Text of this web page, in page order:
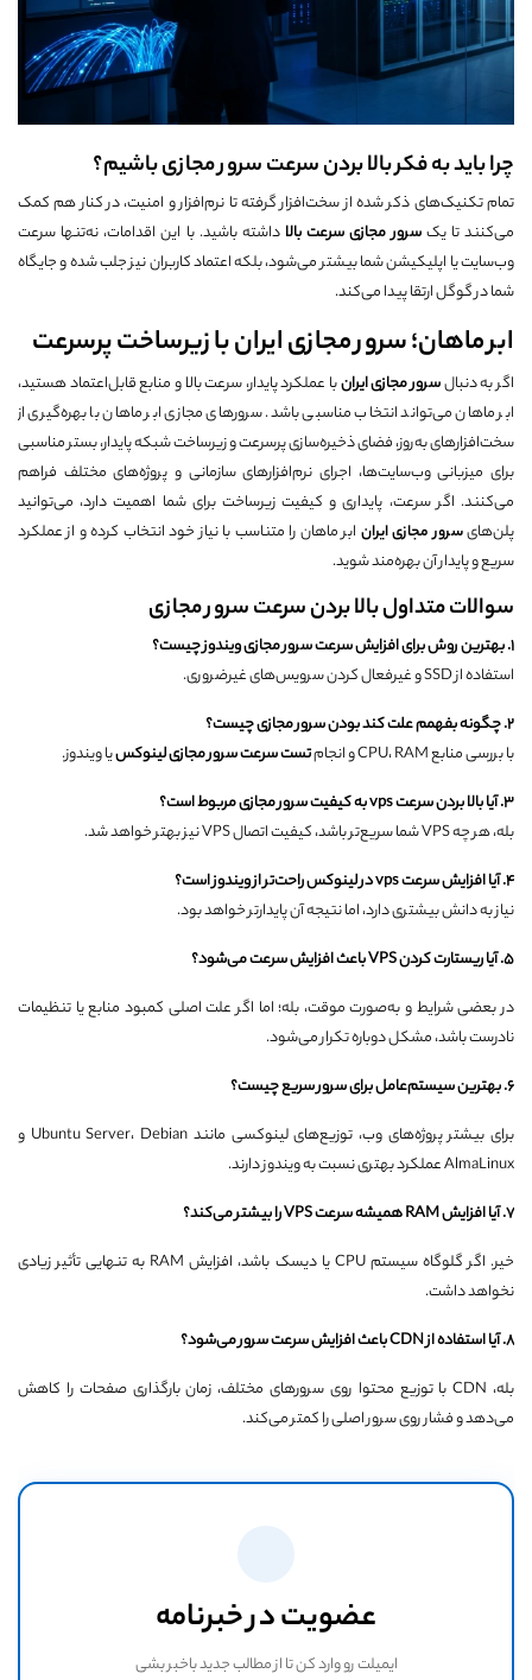
چرا باید به فکر بالا بردن سرعت سرور مجازی باشیم؟
تمام تکنیک‌های ذکر شده از سخت‌افزار گرفته تا نرم‌افزار و امنیت، در کنار هم کمک
می‌کنند تا یکسرور مجازی سرعت بالا داشته باشید. با این اقدامات، نه‌تنها سرعت
وب‌سایت یا اپلیکیشن شما بیشتر می‌شود، بلکه اعتماد کاربران نیز جلب شده و جایگاه
شما در گوگل ارتقا پیدا می‌کند.
ابر ماهان؛ سرور مجازی ایران با زیرساخت پرسرعت
اگر به دنبالسرور مجازی ایرانبا عملکرد پایدار، سرعت بالا و منابع قابل‌اعتماد هستید،
ابر ماهان می‌تواند انتخاب مناسبی باشد. سرورهای مجازی ابر ماهان با بهره‌گیری از
سخت‌افزارهای به‌روز، فضای ذخیره‌سازی پرسرعت و زیرساخت شبکه پایدار، بستر مناسبی
برای میزبانی وب‌سایت‌ها، اجرای نرم‌افزارهای سازمانی و پروژه‌های مختلف فراهم
می‌کنند. اگر سرعت، پایداری و کیفیت زیرساخت برای شما اهمیت دارد، می‌توانید
پلن‌هایسرور مجازی ایران ابر ماهان را متناسب با نیاز خود انتخاب کرده و از عملکرد
سریع و پایدار آن بهره‌مند شوید.
سوالات متداول بالا بردن سرعت سرور مجازی
۱.بهترین روش برای افزایش سرعت سرور مجازی ویندوز چیست؟
استفاده از SSD و غیرفعال کردن سرویس‌های غیرضروری.
۲.چگونه بفهمم علت کند بودن سرور مجازی چیست؟
با بررسی منابع CPU، RAM و انجام
تست سرعت سرور مجازی لینوکسیا ویندوز.
۳.آیا بالا بردن سرعت
به کیفیت سرور مجازی مربوط است؟
بله، هر چه VPS شما سریع‌تر باشد، کیفیت اتصال VPS نیز بهتر خواهد شد.
۴.آیا افزایش سرعت
در لینوکس راحت‌تر از ویندوز است؟
نیاز به دانش بیشتری دارد، اما نتیجه آن پایدارتر خواهد بود.
5. آیا ریستارت کردن VPS باعث افزایش سرعت می‌شود؟
در بعضی شرایط و به‌صورت موقت، بله؛ اما اگر علت اصلی کمبود منابع یا تنظیمات
نادرست باشد، مشکل دوباره تکرار می‌شود.
6. بهترین سیستم‌عامل برای سرور سریع چیست؟
برای بیشتر پروژه‌های وب، توزیع‌های لینوکسی مانند Ubuntu Server، Debian و
AlmaLinux عملکرد بهتری نسبت به ویندوز دارند.
7. آیا افزایش RAM همیشه سرعت VPS را بیشتر می‌کند؟
خیر. اگر گلوگاه سیستم CPU یا دیسک باشد، افزایش RAM به تنهایی تأثیر زیادی
نخواهد داشت.
8. آیا استفاده از CDN باعث افزایش سرعت سرور می‌شود؟
بله، CDN با توزیع محتوا روی سرورهای مختلف، زمان بارگذاری صفحات را کاهش
می‌دهد و فشار روی سرور اصلی را کمتر می‌کند.
عضویت در خبرنامه
ایمیلت رو وارد کن تا از مطالب جدید باخبر بشی